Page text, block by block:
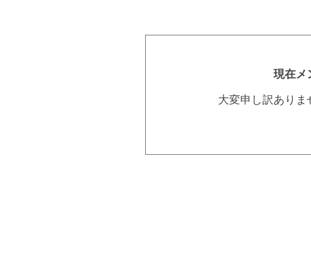
現在メ
大変申し訳あり